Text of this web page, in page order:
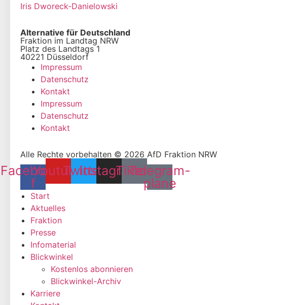
Iris Dworeck-Danielowski
Alternative für Deutschland
Fraktion im Landtag NRW
Platz des Landtags 1
40221 Düsseldorf
Impressum
Datenschutz
Kontakt
Impressum
Datenschutz
Kontakt
Alle Rechte vorbehalten © 2026 AfD Fraktion NRW
Facebook-
f
YoutubeTwitter
Instagram
Tiktok
Telegram-
plane
Start
Aktuelles
Fraktion
Presse
Infomaterial
Blickwinkel
Kostenlos abonnieren
Blickwinkel-Archiv
Karriere